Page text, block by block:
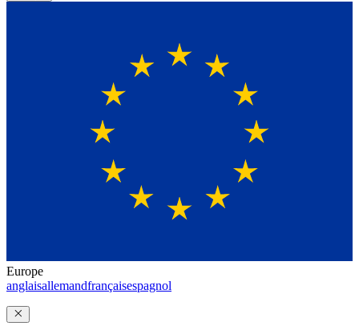
Europe
anglaisallemandfrançaisespagnol